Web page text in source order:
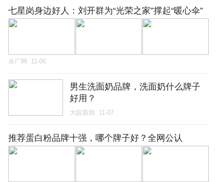
七星岗身边好人：刘开群为“光荣之家”撑起“暖心伞”
央广网 11-06
男生洗面奶品牌，洗面奶什么牌子
好用？
大皖新闻 11-07
推荐蛋白粉品牌十强，哪个牌子好？全网公认